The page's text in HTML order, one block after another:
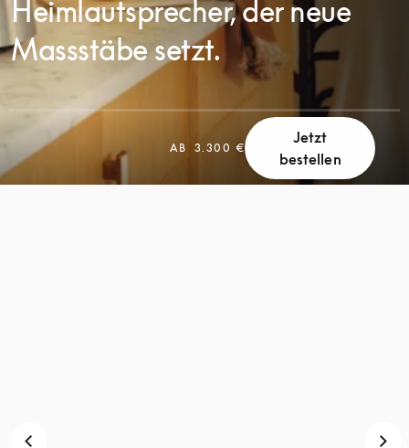
Heimlautsprecher, der neue
Massstäbe setzt.
AB 3.300 €
Jetzt
bestellen